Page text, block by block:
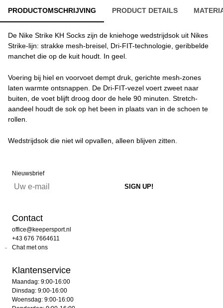
PRODUCTOMSCHRIJVING PRODUCT DETAILS
De Nike Strike KH Socks zijn de kniehoge wedstrijdsok uit Nikes
Strike-lijn: strakke mesh-breisel, Dri-FIT-technologie, geribbelde
manchet die op de kuit houdt. In geel.
Voering bij hiel en voorvoet dempt druk, gerichte mesh-zones
laten warmte ontsnappen. De Dri-FIT-vezel voert zweet naar
buiten, de voet blijft droog door de hele 90 minuten. Stretch-
aandeel houdt de sok op het been in plaats van in de schoen te
rollen.
Wedstrijdsok die niet wil opvallen, alleen blijven zitten.
Nieuwsbrief
Contact
office@keepersport.nl
+43 676 7664611
Chat met ons
Klantenservice
Maandag: 9:00-16:00
Dinsdag: 9:00-16:00
Woensdag: 9:00-16:00